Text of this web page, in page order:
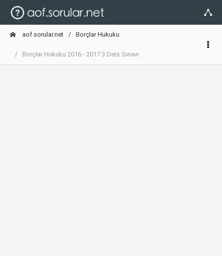
aof.sorular.net Borçlar Hukuku
Borçlar Hukuku 2016 - 2017 3 Ders Sınavı